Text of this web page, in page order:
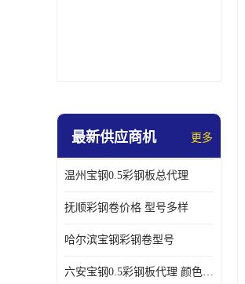
最新供应商机 更多
温州宝钢0.5彩钢板总代理
抚顺彩钢卷价格 型号多样
哈尔滨宝钢彩钢卷型号
六安宝钢0.5彩钢板代理 颜色定制